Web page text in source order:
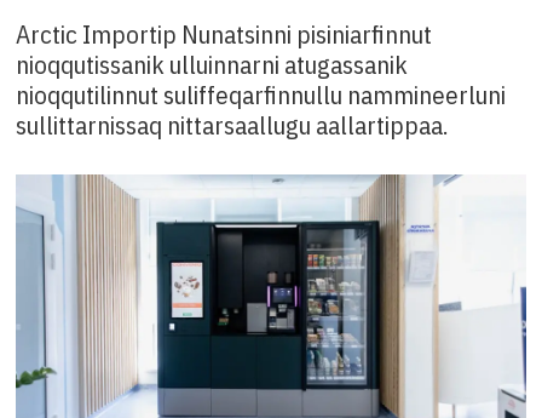
Arctic Importip Nunatsinni pisiniarfinnut
nioqqutissanik ulluinnarni atugassanik
nioqqutilinnut suliffeqarfinnullu nammineerluni
sullittarnissaq nittarsaallugu aallartippaa.